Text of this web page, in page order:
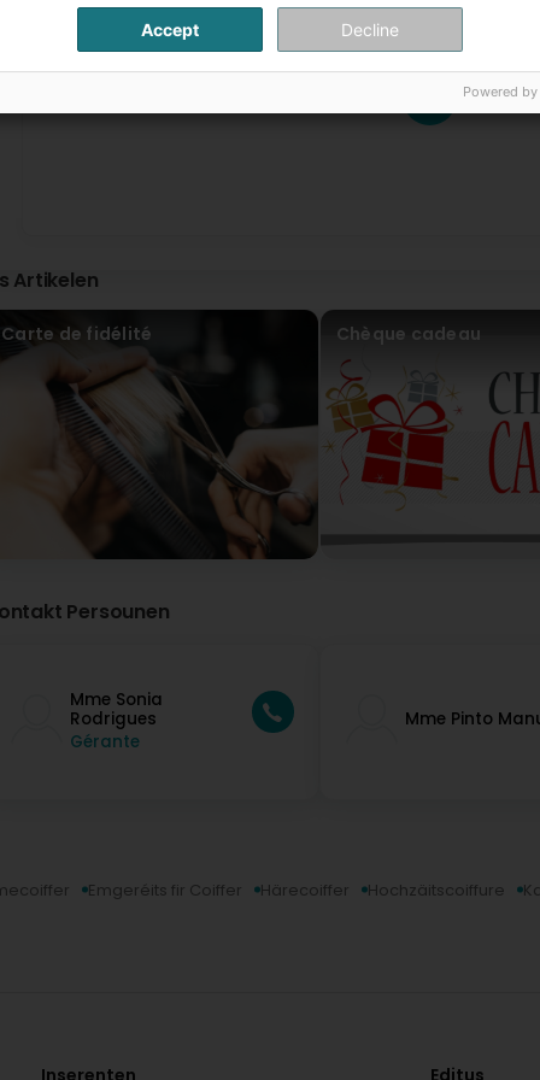
Andreia Aparicio
Virun 3 Joer(en)
2 ...
Artikelen
Carte de fidélité Chèque cadeau
Persounen
Mme Sonia
Rodrigues
Gérante
Mme Pinto
Emgeréits fir Coiffer Härecoiffer Hochzäitscoiffure
Inserenten Editus
Accept Decline
Powered by